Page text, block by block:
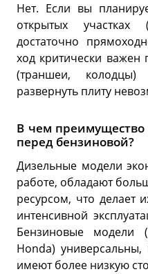
Нет. Если вы
открытых
достаточно
ход критически важен
(траншеи,
развернуть плиту
В чем
перед бензиновой?
Дизельные модели
работе, обладают
ресурсом, что делает
интенсивной
Бензиновые модели
Honda)
имеют более низкую